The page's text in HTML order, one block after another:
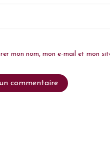
mon nom, mon e-mail et mon